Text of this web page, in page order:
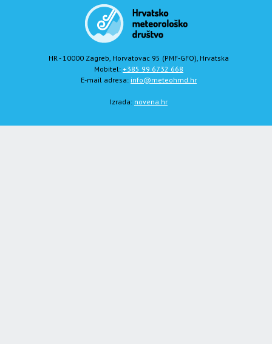
HR - 10000 Zagreb, Horvatovac 95 (PMF-GFO), Hrvatska
Mobitel: +385 99 6732 668
E-mail adresa: info@meteohmd.hr
Izrada: novena.hr